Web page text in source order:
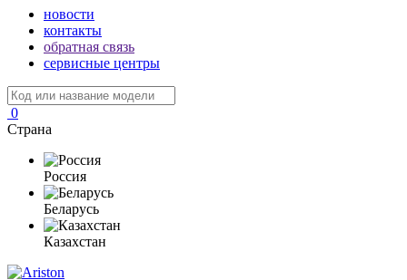
новости
контакты
обратная связь
сервисные центры
0
Страна
Россия
Беларусь
Казахстан